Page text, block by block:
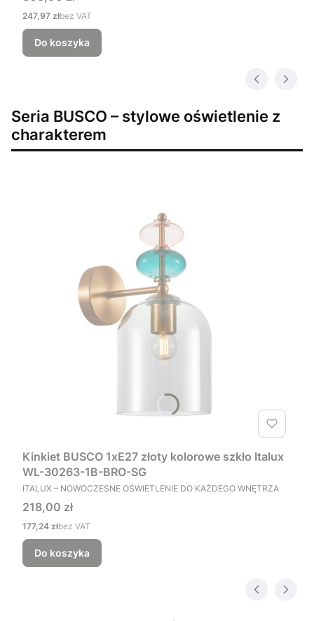
Cena
247,97 złbez VAT
Do koszyka
Seria BUSCO – stylowe oświetlenie z
charakterem
Kinkiet BUSCO 1xE27 złoty kolorowe szkło Italux
WL-30263-1B-BRO-SG
PRODUCENT
ITALUX – NOWOCZESNE OŚWIETLENIE DO KAŻDEGO WNĘTRZA
Cena
218,00 zł
Cena
177,24 złbez VAT
Do koszyka